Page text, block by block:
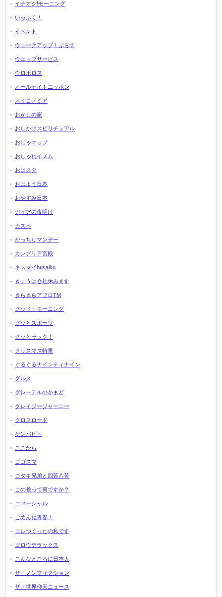
イチオシ!モーニング
いっぷく！
イベント
ウェークアップ！ぷらす
ウエッブサービス
ウロボロス
オールナイトニッポン
オイコノミア
おかしの家
おしかけスピリチュアル
おじゃマップ
おしゃれイズム
おはスタ
おはよう日本
おやすみ日本
ガイアの夜明け
カスペ
がっちりマンデー
カンブリア宮殿
キスマイbusaiku
きょうは会社休みます
きらきらアフロTM
グッド！モーニング
グッとスポーツ
グッとラック！
クリスマス特番
ぐるぐるナインティナイン
グルメ
グレーテルのかまど
クレイジージャーニー
クロスロード
ゲンバビト
ここから
ゴゴスマ
コタキ兄弟と四苦八苦
この差って何ですか？
コマーシャル
ごめんね青春！
コレつくったの私です
ゴロウデラックス
こんなところに日本人
ザ・ノンフィクション
ザ！世界仰天ニュース